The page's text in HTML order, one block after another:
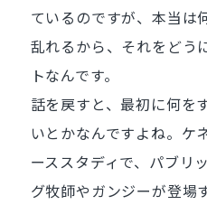
ているのですが、本当は
乱れるから、それをどう
トなんです。
話を戻すと、最初に何を
いとかなんですよね。ケ
ーススタディで、パブリ
グ牧師やガンジーが登場